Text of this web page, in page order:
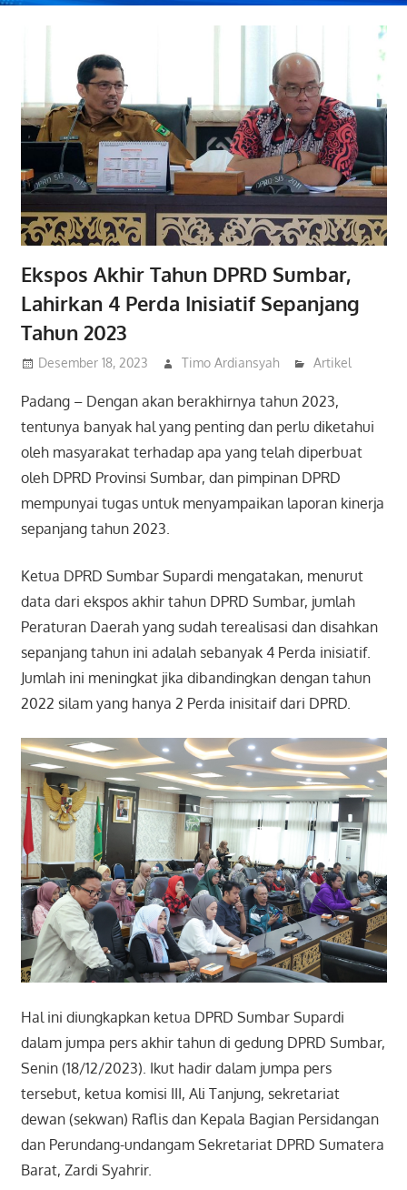
Ekspos Akhir Tahun DPRD Sumbar,
Lahirkan 4 Perda Inisiatif Sepanjang
Tahun 2023
Desember 18, 2023 Timo Ardiansyah Artikel
Padang – Dengan akan berakhirnya tahun 2023,
tentunya banyak hal yang penting dan perlu diketahui
oleh masyarakat terhadap apa yang telah diperbuat
oleh DPRD Provinsi Sumbar, dan pimpinan DPRD
mempunyai tugas untuk menyampaikan laporan kinerja
sepanjang tahun 2023.
Ketua DPRD Sumbar Supardi mengatakan, menurut
data dari ekspos akhir tahun DPRD Sumbar, jumlah
Peraturan Daerah yang sudah terealisasi dan disahkan
sepanjang tahun ini adalah sebanyak 4 Perda inisiatif.
Jumlah ini meningkat jika dibandingkan dengan tahun
2022 silam yang hanya 2 Perda inisitaif dari DPRD.
Hal ini diungkapkan ketua DPRD Sumbar Supardi
dalam jumpa pers akhir tahun di gedung DPRD Sumbar,
Senin (18/12/2023). Ikut hadir dalam jumpa pers
tersebut, ketua komisi III, Ali Tanjung, sekretariat
dewan (sekwan) Raflis dan Kepala Bagian Persidangan
dan Perundang-undangam Sekretariat DPRD Sumatera
Barat, Zardi Syahrir.